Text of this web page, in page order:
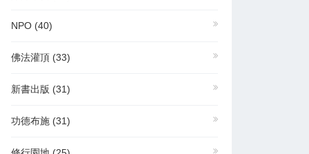
NPO (40)
佛法灌頂 (33)
新書出版 (31)
功德布施 (31)